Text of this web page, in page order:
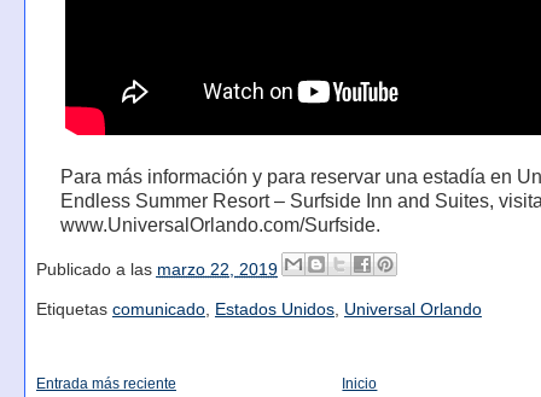
Para más información y para reservar una estadía en
Endless Summer Resort – Surfside Inn and Suites,
www.UniversalOrlando.com/Surfside.
Publicado a las marzo 22, 2019
Etiquetas comunicado, Estados Unidos, Universal Orlando
Entrada más reciente Inicio